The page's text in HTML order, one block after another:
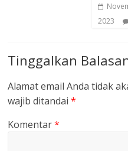
2023
Tinggalkan
Alamat email Anda tidak
wajib ditandai*
Komentar*